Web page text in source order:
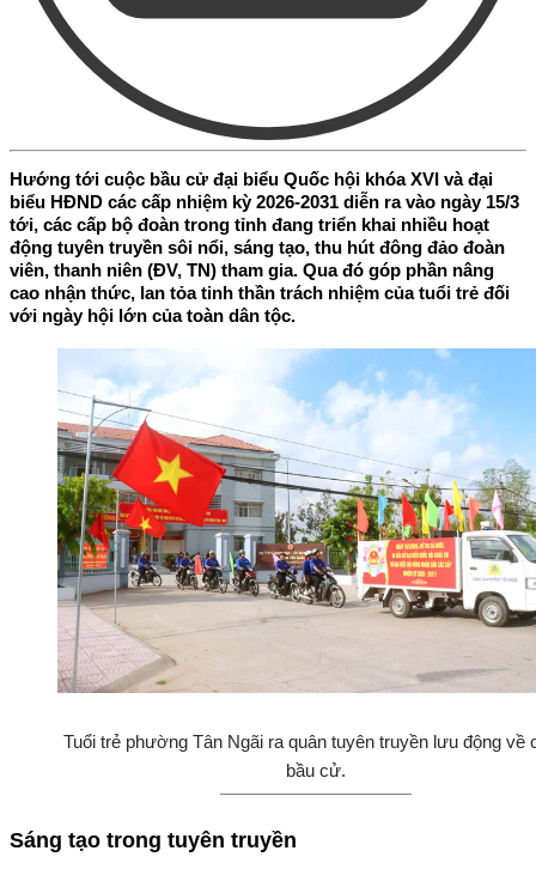
Hướng tới cuộc bầu cử đại biểu Quốc hội khóa XVI và đại
biểu HĐND các cấp nhiệm kỳ 2026-2031 diễn ra vào ngày 15/3
tới, các cấp bộ đoàn trong tỉnh đang triển khai nhiều hoạt
động tuyên truyền sôi nổi, sáng tạo, thu hút đông đảo đoàn
viên, thanh niên (ĐV, TN) tham gia. Qua đó góp phần nâng
cao nhận thức, lan tỏa tinh thần trách nhiệm của tuổi trẻ đối
với ngày hội lớn của toàn dân tộc.
Tuổi trẻ phường Tân Ngãi ra quân tuyên truyền lưu động về
bầu cử.
Sáng tạo trong tuyên truyền